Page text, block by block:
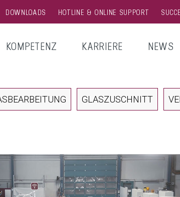
DOWNLOADS HOTLINE & ONLINE SUPPORT
KOMPETENZ KARRIERE NEWS
GLASZUSCHNITT